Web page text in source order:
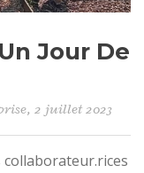
Jour De
, 2 juillet 2023
collaborateur.rices